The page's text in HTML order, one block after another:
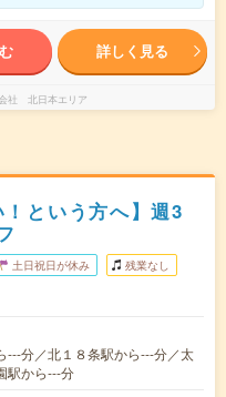
詳しく見る
社 北日本エリア
！という方へ】週3
土日祝日が休み 残業なし
---分／北１８条駅から---分／太
駅から---分